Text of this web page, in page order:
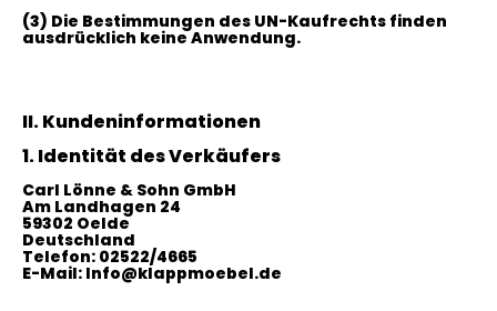
(3) Die Bestimmungen des UN-Kaufrechts finden
ausdrücklich keine Anwendung.
II. Kundeninformationen
1. Identität des Verkäufers
Carl Lönne & Sohn GmbH
Am Landhagen 24
59302 Oelde
Deutschland
Telefon: 02522/4665
E-Mail: Info@klappmoebel.de